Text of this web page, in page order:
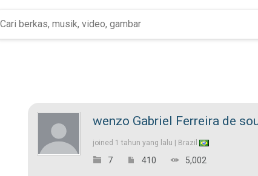
wenzo Gabriel Ferreira de
joined 1 tahun yang lalu | Brazil
7 410 5,002